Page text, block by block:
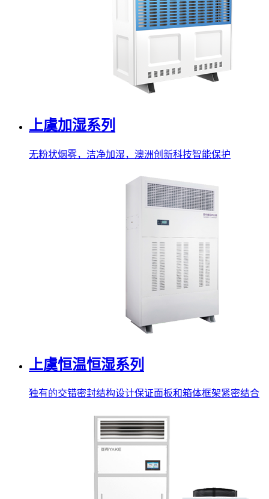
上虞加湿系列
无粉状烟雾，洁净加湿，澳洲创新科技智能保护
上虞恒温恒湿系列
独有的交错密封结构设计保证面板和箱体框架紧密结合